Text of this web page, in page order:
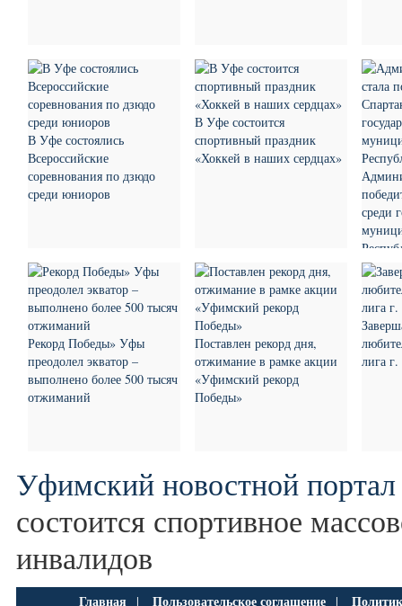
В Уфе состоялись
Всероссийские
соревнования по дзюдо
среди юниоров
В Уфе состоится
спортивный праздник
«Хоккей в наших сердцах»
среди
Рекорд Победы» Уфы
преодолел экватор –
выполнено более 500 тысяч
отжиманий
Поставлен рекорд дня,
отжимание в рамке акции
«Уфимский рекорд
Победы»
лига
Уфимский новостной портал
состоится спортивное
инвалидов
Главная | Пользовательское соглашение |